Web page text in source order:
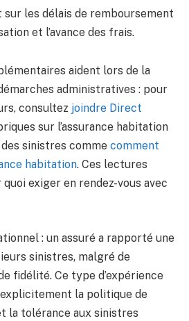
sur les délais de remboursement
et l’avance des frais.
aident lors de la
administratives : pour
consultez joindre Direct
sur l’assurance habitation
sinistres comme comment
habitation. Ces lectures
exiger en rendez-vous avec
: un assuré a rapporté une
sinistres, malgré de
fidélité. Ce type d’expérience
la politique de
la tolérance aux sinistres